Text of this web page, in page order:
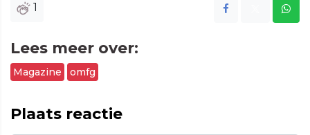
1
Lees meer over:
Magazine omfg
Plaats reactie